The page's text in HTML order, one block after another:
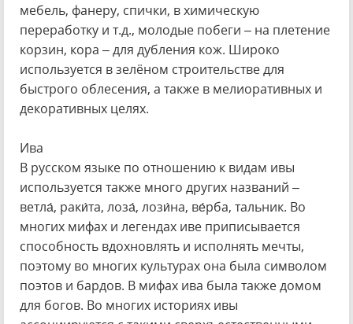
мебель, фанеру, спички, в химическую
переработку и т.д., молодые побеги – на плетение
корзин, кора – для дубления кож. Широко
используется в зелёном строительстве для
быстрого облесения, а также в мелиоративных и
декоративных целях.
Ива
В русском языке по отношению к видам ивы
используется также много других названий –
ветла́, раки́та, лоза́, лози́на, ве́рба, тальник. Во
многих мифах и легендах иве приписывается
способность вдохновлять и исполнять мечты,
поэтому во многих культурах она была символом
поэтов и бардов. В мифах ива была также домом
для богов. Во многих историях ивы